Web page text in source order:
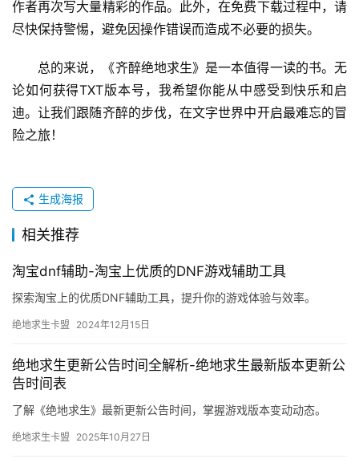
作者再次写大量精彩的作品。此外，在免费下载过程中，请
尽快保持警惕，避免因操作错误而造成不必要的损失。
总的来说，《齐醉绝地求生》是一本值得一读的书。无
论如何获得TXT版本号，我希望你能从中感受到快乐和启
迪。让我们跟随齐醉的步伐，在文字世界中开启最难忘的冒
险之旅！
生成海报
相关推荐
淘宝dnf辅助-淘宝上优质的DNF游戏辅助工具
探索淘宝上的优质DNF辅助工具，提升你的游戏体验与效率。
绝地求生卡盟 2024年12月15日
绝地求生更新公告时间全解析-绝地求生最新版本更新公
告时间表
了解《绝地求生》最新更新公告时间，掌握游戏版本变动动态。
绝地求生卡盟 2025年10月27日